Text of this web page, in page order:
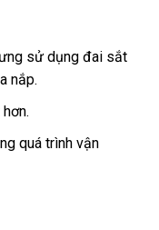
sử dụng đai sắt
nắp.
quá trình vận